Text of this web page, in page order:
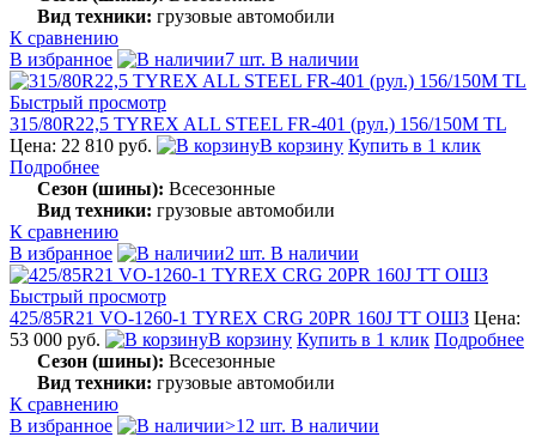
Вид техники: грузовые автомобили
К сравнению
В избранное
7 шт. В наличии
Быстрый просмотр
315/80R22,5 TYREX ALL STEEL FR-401 (рул.) 156/150M TL
Цена: 22 810 руб.
В корзину Купить в 1 клик
Подробнее
Сезон (шины): Всесезонные
Вид техники: грузовые автомобили
К сравнению
В избранное
2 шт. В наличии
Быстрый просмотр
425/85R21 VO-1260-1 TYREX CRG 20PR 160J TT ОШЗ Цена:
53 000 руб.
В корзину Купить в 1 клик Подробнее
Сезон (шины): Всесезонные
Вид техники: грузовые автомобили
К сравнению
В избранное
>12 шт. В наличии